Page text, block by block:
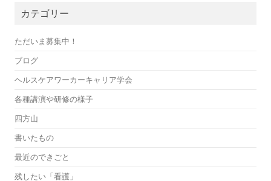
カテゴリー
ただいま募集中！
ブログ
ヘルスケアワーカーキャリア学会
各種講演や研修の様子
四方山
書いたもの
最近のできごと
残したい「看護」